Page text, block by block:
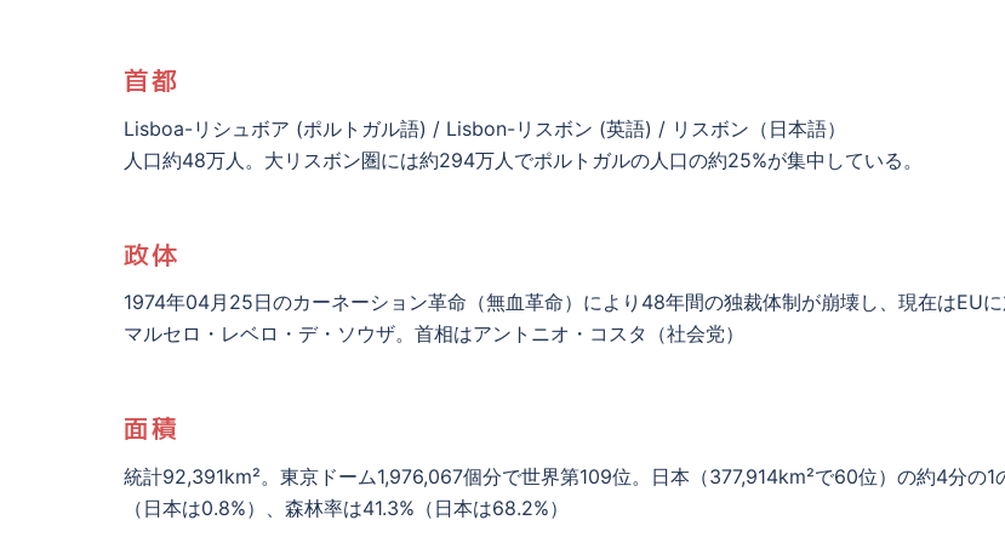
首都
Lisboa-リシュボア (ポルトガル語) / Lisbon-リスボン (英語) / リスボン（日本語）
人口約48万人。大リスボン圏には約294万人でポルトガルの人口の約25%が集中している。
政体
1974年04月25日のカーネーション革命（無血革命）により48年間の独裁体制が崩壊し、現在はEU
マルセロ・レベロ・デ・ソウザ。首相はアントニオ・コスタ（社会党）
面積
統計92,391km²。東京ドーム1,976,067個分で世界第109位。日本（377,914km²で60位）の約4分の
（日本は0.8%）、森林率は41.3%（日本は68.2%）